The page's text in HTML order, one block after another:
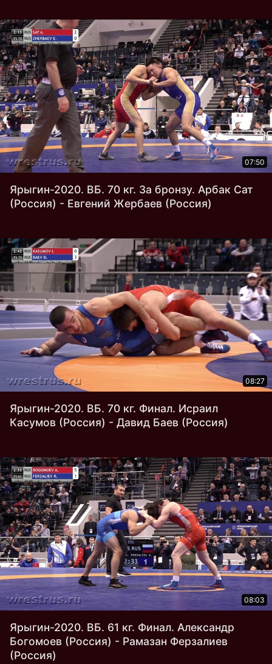
07:50
Ярыгин-2020. ВБ. 70 кг. За бронзу. Арбак Сат
(Россия) - Евгений Жербаев (Россия)
08:27
Ярыгин-2020. ВБ. 70 кг. Финал. Исраил
Касумов (Россия) - Давид Баев (Россия)
08:03
Ярыгин-2020. ВБ. 61 кг. Финал. Александр
Богомоев (Россия) - Рамазан Ферзалиев
(Россия)